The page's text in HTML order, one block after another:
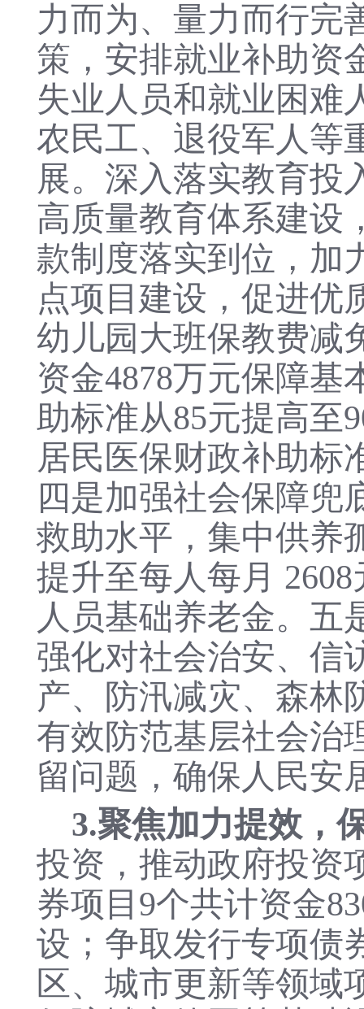
力而为、量力而行完
策，安排就业补助资
失业人员和就业困难
农民工、退役军人等
展。深入落实教育投
高质量教育体系建设
款制度落实到位，加
点项目建设，促进优
幼儿园大班保教费减
资金4878万元保障
助标准从85元提高至
居民医保财政补助标
四是加强社会保障兜
救助水平，集中供养
提升至每人每月
人员基础养老金。五
强化对社会治安、信
产、防汛减灾、森林
有效防范基层社会治
留问题，确保人民安
3.聚焦加力提效，
投资，推动政府投资
券项目 9个共计资金
设；争取发行专项债
区、城市更新等领域